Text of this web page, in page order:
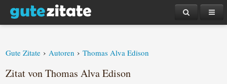
Gute Zitate › Autoren › Thomas Alva Edison
Zitat von Thomas Alva Edison